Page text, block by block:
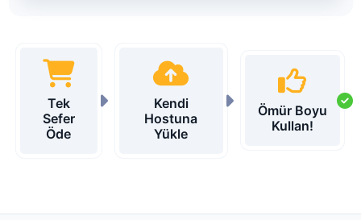
Tek
Sefer
Öde
Kendi
Hostuna
Yükle
Ömür Boyu
Kullan!